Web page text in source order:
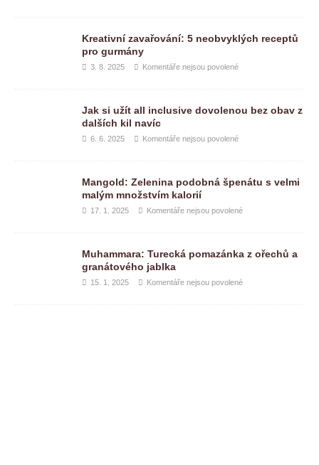
Kreativní zavařování: 5 neobvyklých receptů
pro gurmány
3. 8. 2025 Komentáře nejsou povolené
Jak si užít all inclusive dovolenou bez obav z
dalších kil navíc
6. 6. 2025 Komentáře nejsou povolené
Mangold: Zelenina podobná špenátu s velmi
malým množstvím kalorií
17. 1. 2025 Komentáře nejsou povolené
Muhammara: Turecká pomazánka z ořechů a
granátového jablka
15. 1. 2025 Komentáře nejsou povolené